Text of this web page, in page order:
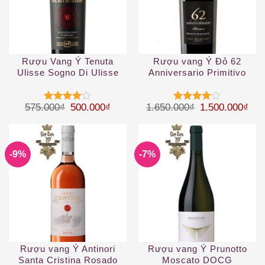
Rượu Vang Ý Tenuta
Ulisse Sogno Di Ulisse
Được
45 sao
575.000₫ Giá gốc là: 575.000₫.
500.000₫ Giá hiện tại là: 500.000₫.
Rượu vang Ý Đỏ 62
Anniversario Primitivo
Được
45 sao
1.650.000₫ Giá gốc là:
1.500.000₫
-9%
Rượu vang Ý Antinori
Santa Cristina Rosado
-7%
Rượu vang Ý Prunotto
Moscato DOCG